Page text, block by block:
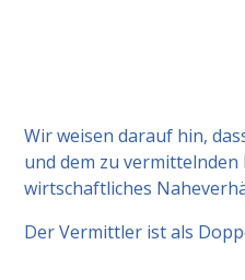
Wir weisen darauf hin,
und dem zu
wirtschaftliches
Der Vermittler ist als